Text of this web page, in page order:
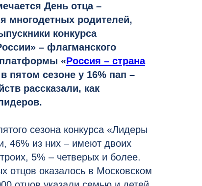
День отца –
многодетных родителей,
конкурса
– флагманского
платформы «Россия – страна
пятом сезоне у 16% пап –
рассказали, как
сезона конкурса «Лидеры
46% из них – имеют двоих
5% – четверых и более.
отцов оказалось в Московском